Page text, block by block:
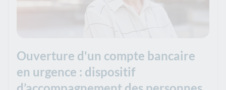
Ouverture d'un compte bancaire
en urgence : dispositif